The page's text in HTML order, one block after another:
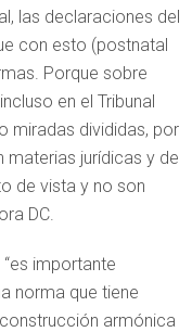
las declaraciones del
con esto (postnatal
Porque sobre
en el Tribunal
miradas divididas, por
materias jurídicas y de
de vista y no son
DC.
importante
norma que tiene
armónica